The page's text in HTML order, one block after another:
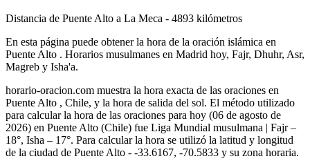
Distancia de Puente Alto a La Meca - 4893 kilómetros
En esta página puede obtener la hora de la oración islámica en
Puente Alto . Horarios musulmanes en Madrid hoy, Fajr, Dhuhr, Asr,
Magreb y Isha'a.
horario-oracion.com muestra la hora exacta de las oraciones en
Puente Alto , Chile, y la hora de salida del sol. El método utilizado
para calcular la hora de las oraciones para hoy (06 de agosto de
2026) en Puente Alto (Chile) fue Liga Mundial musulmana | Fajr –
18°, Isha – 17°. Para calcular la hora se utilizó la latitud y longitud
de la ciudad de Puente Alto - -33.6167, -70.5833 y su zona horaria.